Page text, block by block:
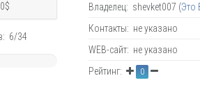
6/34
Владелец: shevket007 (Это
Контакты: не указано
WEB-сайт: не указано
Рейтинг:
0